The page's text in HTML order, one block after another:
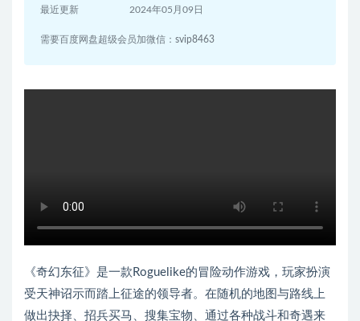
最近更新 2024年05月09日
需要百度网盘超级会员加微信：svip8463
《奇幻东征》是一款Roguelike的冒险动作游戏，玩家扮演
受天神诏示而踏上征途的领导者。在随机的地图与路线上
做出抉择、招兵买马、搜集宝物、通过各种战斗和奇遇来